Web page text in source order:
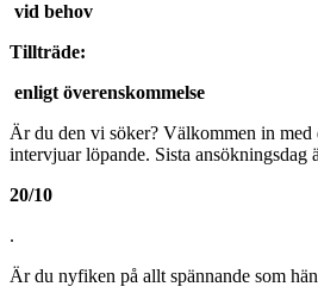
vid behov
Tillträde:
enligt överenskommelse
Är du den vi söker? Välkommen in med
intervjuar löpande. Sista ansökningsdag
20/10
.
Är du nyfiken på allt spännande som